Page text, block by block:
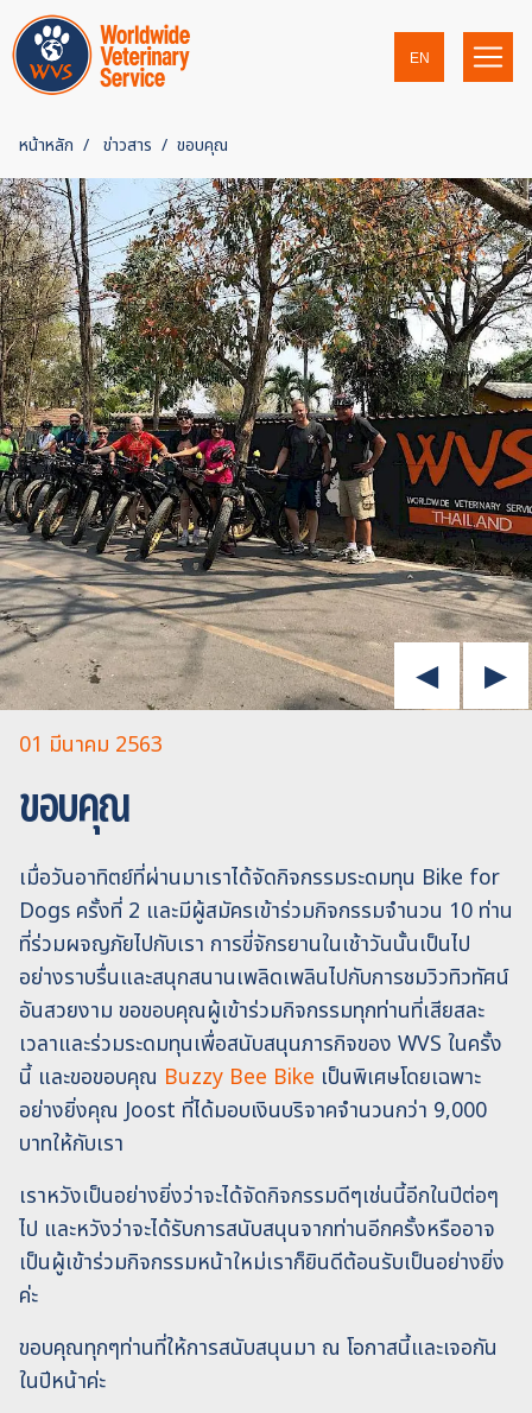
EN
หน้าหลัก ข่าวสาร ขอบคุณ
01 มีนาคม 2563
ขอบคุณ
เมื่อวันอาทิตย์ที่ผ่านมาเราได้จัดกิจกรรมระดมทุน Bike for
Dogs ครั้งที่ 2 และมีผู้สมัครเข้าร่วมกิจกรรมจำนวน 10 ท่าน
ที่ร่วมผจญภัยไปกับเรา การขี่จักรยานในเช้าวันนั้นเป็นไป
อย่างราบรื่นและสนุกสนานเพลิดเพลินไปกับการชมวิวทิวทัศน์
อันสวยงาม ขอขอบคุณผู้เข้าร่วมกิจกรรมทุกท่านที่เสียสละ
เวลาและร่วมระดมทุนเพื่อสนับสนุนภารกิจของ WVS ในครั้ง
นี้ และขอขอบคุณ Buzzy Bee Bike เป็นพิเศษโดยเฉพาะ
อย่างยิ่งคุณ Joost ที่ได้มอบเงินบริจาคจำนวนกว่า 9,000
บาทให้กับเรา
เราหวังเป็นอย่างยิ่งว่าจะได้จัดกิจกรรมดีๆเช่นนี้อีกในปีต่อๆ
ไป และหวังว่าจะได้รับการสนับสนุนจากท่านอีกครั้งหรืออาจ
เป็นผู้เข้าร่วมกิจกรรมหน้าใหม่เราก็ยินดีต้อนรับเป็นอย่างยิ่ง
ค่ะ
ขอบคุณทุกๆท่านที่ให้การสนับสนุนมา ณ โอกาสนี้และเจอกัน
ในปีหน้าค่ะ